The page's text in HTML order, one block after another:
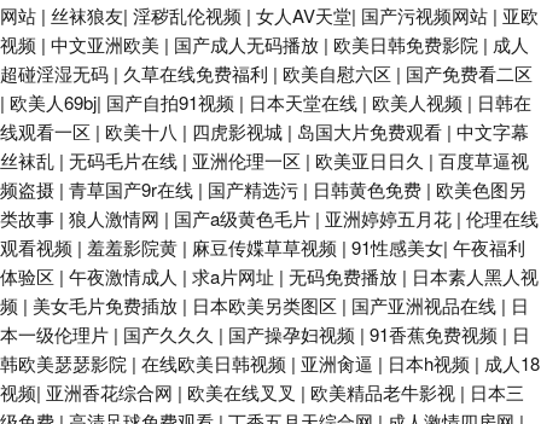
网站 | 丝袜狼友| 淫秽乱伦视频 | 女人AV天堂| 国产污视频网站 | 亚欧
视频 | 中文亚洲欧美 | 国产成人无码播放 | 欧美日韩免费影院 | 成人
超碰淫湿无码 | 久草在线免费福利 | 欧美自慰六区 | 国产免费看二区
| 欧美人69bj| 国产自拍91视频 | 日本天堂在线 | 欧美人视频 | 日韩在
线观看一区 | 欧美十八 | 四虎影视城 | 岛国大片免费观看 | 中文字幕
丝袜乱 | 无码毛片在线 | 亚洲伦理一区 | 欧美亚日日久 | 百度草逼视
频盗摄 | 青草国产9r在线 | 国产精选污 | 日韩黄色免费 | 欧美色图另
类故事 | 狼人激情网 | 国产a级黄色毛片 | 亚洲婷婷五月花 | 伦理在线
观看视频 | 羞羞影院黄 | 麻豆传媟草草视频 | 91性感美女| 午夜福利
体验区 | 午夜激情成人 | 求a片网址 | 无码免费播放 | 日本素人黑人视
频 | 美女毛片免费插放 | 日本欧美另类图区 | 国产亚洲视品在线 | 日
本一级伦理片 | 国产久久久 | 国产操孕妇视频 | 91香蕉免费视频 | 日
韩欧美瑟瑟影院 | 在线欧美日韩视频 | 亚洲肏逼 | 日本h视频 | 成人18
视频| 亚洲香花综合网 | 欧美在线叉叉 | 欧美精品老牛影视 | 日本三